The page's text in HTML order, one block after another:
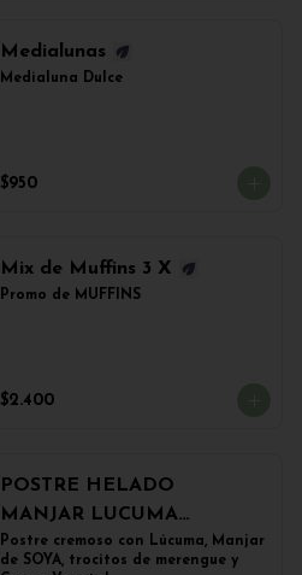
Medialunas
Medialuna Dulce
$950
Mix de Muffins 3 X
Promo de MUFFINS
$2.400
POSTRE HELADO
MANJAR LUCUMA
(500grs)
Postre cremoso con Lúcuma, Manjar
de SOYA, trocitos de merengue y